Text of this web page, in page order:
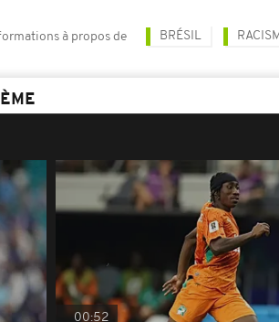
à propos de BRÉSIL
00:52